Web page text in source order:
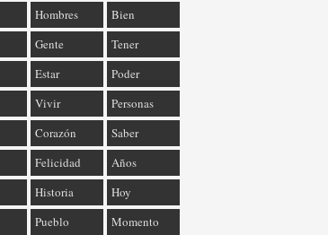
Hombres
Bien
Gente
Tener
Estar
Poder
Vivir
Personas
Corazón
Saber
Felicidad
Años
Historia
Hoy
Pueblo Momento